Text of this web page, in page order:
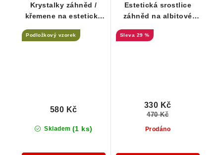
Krystalky záhněd /
křemene na estetické
Podložkový vzorek
Skladem (1 ks)
580 Kč
Estetická srostlice
záhněd na albitové
29 %
Prodáno
330 Kč
470 Kč